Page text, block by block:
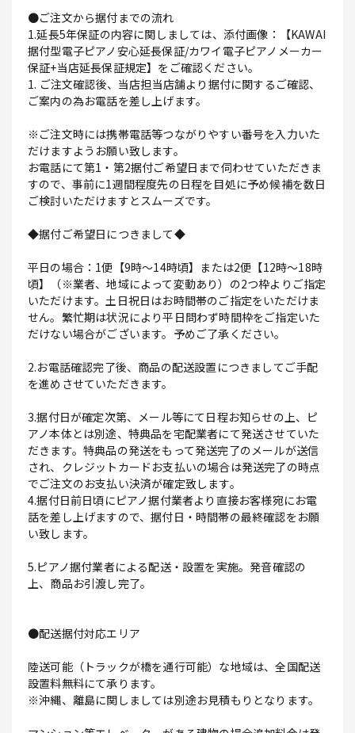
●ご注文から据付までの流れ
1.延長5年保証の内容に関しましては、添付画像：【KAWAI
据付型電子ピアノ安心延長保証/カワイ電子ピアノメーカー
保証+当店延長保証規定】をご確認ください。
1. ご注文確認後、当店担当店舗より据付に関するご確認、
ご案内の為お電話を差し上げます。
※ご注文時には携帯電話等つながりやすい番号を入力いた
だけますようお願い致します。
お電話にて第1・第2据付ご希望日まで伺わせていただきま
すので、事前に1週間程度先の日程を目処に予め候補を数日
ご検討いただけますとスムーズです。
◆据付ご希望日につきまして◆
平日の場合：1便【9時～14時頃】または2便【12時～18時
頃】（※業者、地域によって変動あり）の2つ枠よりご指定
いただけます。土日祝日はお時間帯のご指定をいただけま
せん。繁忙期は状況により平日問わず時間枠をご指定いた
だけない場合がございます。予めご了承ください。
2.お電話確認完了後、商品の配送設置につきましてご手配
を進めさせていただきます。
3.据付日が確定次第、メール等にて日程お知らせの上、ピ
アノ本体とは別途、特典品を宅配業者にて発送させていた
だきます。特典品の発送をもって発送完了のメールが送信
され、クレジットカードお支払いの場合は発送完了の時点
でご注文のお支払い決済が確定致します。
4.据付日前日頃にピアノ据付業者より直接お客様宛にお電
話を差し上げますので、据付日・時間帯の最終確認をお願
い致します。
5.ピアノ据付業者による配送・設置を実施。発音確認の
上、商品お引渡し完了。
●配送据付対応エリア
陸送可能（トラックが橋を通行可能）な地域は、全国配送
設置料無料にて承ります。
※沖縄、離島に関しましては別途お見積もりとなります。